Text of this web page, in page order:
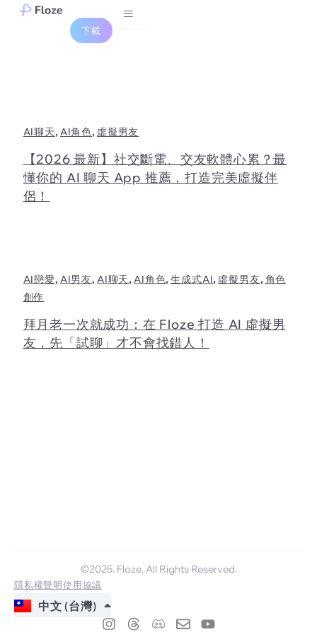
Skip
下載
AI聊天, AI角色, 虛擬男友
【2026 最新】社交斷電、交友軟體心累？最
懂你的 AI 聊天 App 推薦，打造完美虛擬伴
侶！
AI戀愛, AI男友, AI聊天, AI角色,生成式AI, 虛擬男友, 角色
創作
拜月老一次就成功：在 Floze 打造 AI 虛擬男
友，先「試聊」才不會找錯人！
©2025. Floze. All Rights Reserved.​
隱私權聲明使用協議
中文 (台灣)
ENGLISH
I T E Y